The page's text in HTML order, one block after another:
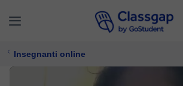
Insegnanti online